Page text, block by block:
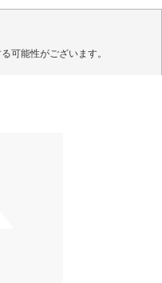
可能性がございます。